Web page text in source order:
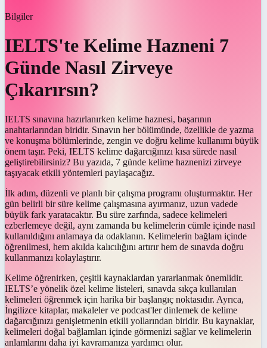
Bilgiler
IELTS'te Kelime Hazneni 7
Günde Nasıl Zirveye
Çıkarırsın?
IELTS sınavına hazırlanırken kelime haznesi, başarının
anahtarlarından biridir. Sınavın her bölümünde, özellikle de yazma
ve konuşma bölümlerinde, zengin ve doğru kelime kullanımı büyük
önem taşır. Peki, IELTS kelime dağarcığınızı kısa sürede nasıl
geliştirebilirsiniz? Bu yazıda, 7 günde kelime haznenizi zirveye
taşıyacak etkili yöntemleri paylaşacağız.
İlk adım, düzenli ve planlı bir çalışma programı oluşturmaktır. Her
gün belirli bir süre kelime çalışmasına ayırmanız, uzun vadede
büyük fark yaratacaktır. Bu süre zarfında, sadece kelimeleri
ezberlemeye değil, aynı zamanda bu kelimelerin cümle içinde nasıl
kullanıldığını anlamaya da odaklanın. Kelimelerin bağlam içinde
öğrenilmesi, hem akılda kalıcılığını artırır hem de sınavda doğru
kullanmanızı kolaylaştırır.
Kelime öğrenirken, çeşitli kaynaklardan yararlanmak önemlidir.
IELTS’e yönelik özel kelime listeleri, sınavda sıkça kullanılan
kelimeleri öğrenmek için harika bir başlangıç noktasıdır. Ayrıca,
İngilizce kitaplar, makaleler ve podcast'ler dinlemek de kelime
dağarcığınızı genişletmenin etkili yollarından biridir. Bu kaynaklar,
kelimeleri doğal bağlamları içinde görmenizi sağlar ve kelimelerin
anlamlarını daha iyi kavramanıza yardımcı olur.